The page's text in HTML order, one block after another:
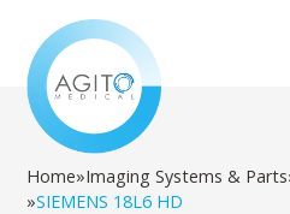
Home»Imaging Systems & Parts
»SIEMENS 18L6 HD